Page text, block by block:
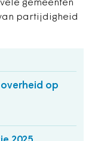
gemeenten
partijdigheid
op